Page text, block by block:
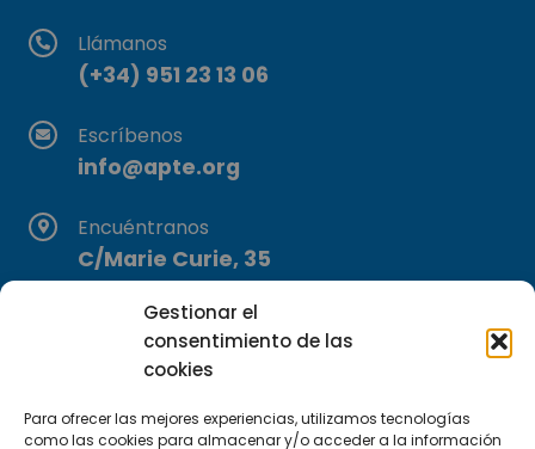
Gestionar el
consentimiento de las
cookies
Para ofrecer las mejores experiencias, utilizamos tecnologías
como las cookies para almacenar y/o acceder a la información
Llámanos
(+34) 951 23 13 06
Escríbenos
info@apte.org
Encuéntranos
C/Marie Curie, 35